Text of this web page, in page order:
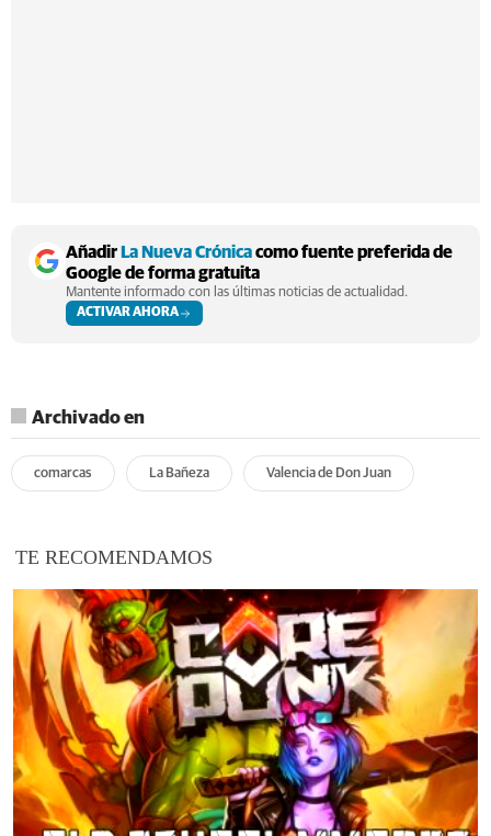
Añadir La Nueva Crónicacomo fuente preferida de
Google de forma gratuita
Mantente informado con las últimas noticias de actualidad.
ACTIVAR AHORA
Archivado en
comarcas La Bañeza Valencia de Don Juan
TE RECOMENDAMOS